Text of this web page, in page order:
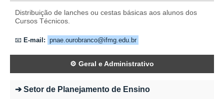
Distribuição de lanches ou cestas básicas aos alunos dos
Cursos Técnicos.
📧 E-mail: pnae.ourobranco@ifmg.edu.br
⚙️ Geral e Administrativo
➔ Setor de Planejamento de Ensino